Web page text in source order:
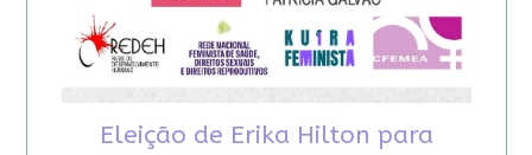
Eleição de Erika Hilton para